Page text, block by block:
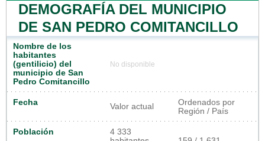
DEMOGRAFÍA DEL MUNICIPIO
DE SAN PEDRO COMITANCILLO
Nombre de los
habitantes
(gentilicio) del
municipio de San
Pedro Comitancillo
No disponible
Fecha Valor actual
Ordenados por
Región / País
Población
4 333